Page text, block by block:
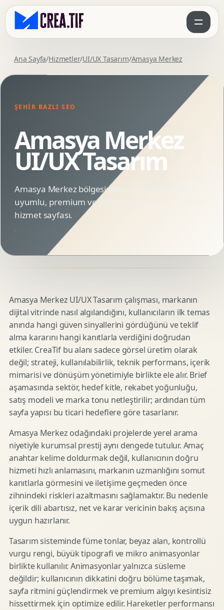
Ana Sayfa/Hizmetler/UI/UX Tasarım/Amasya Merkez
ŞEHIR BAZLI SEO
Amasya Merkez
UI/UX Tasarım
Amasya Merkez bölgesindeki markalar için SEO
uyumlu, premium ve animasyonlu UI/UX Tasarım
hizmet sayfası.
Amasya Merkez UI/UX Tasarım çalışması, markanın
dijital vitrinde nasıl algılandığını, kullanıcıların ilk temas
anında hangi güven sinyallerini gördüğünü ve teklif
alma kararını hangi kanıtlarla verdiğini doğrudan
etkiler. CreaTif bu alanı sadece görsel üretim olarak
değil; strateji, kullanılabilirlik, teknik performans, içerik
mimarisi ve dönüşüm yönetimiyle birlikte ele alır. Brief
aşamasında sektör, hedef kitle, rekabet yoğunluğu,
satış modeli ve marka tonu netleştirilir; ardından tüm
sayfa yapısı bu ticari hedeflere göre tasarlanır.
Amasya Merkez odağındaki projelerde yerel arama
niyetiyle kurumsal prestij aynı dengede tutulur. Amaç
anahtar kelime doldurmak değil, kullanıcının doğru
hizmeti hızlı anlamasını, markanın uzmanlığını somut
kanıtlarla görmesini ve iletişime geçmeden önce
zihnindeki riskleri azaltmasını sağlamaktır. Bu nedenle
içerik dili abartısız, net ve karar vericinin bakış açısına
uygun hazırlanır.
Tasarım sisteminde füme tonlar, beyaz alan, kontrollü
vurgu rengi, büyük tipografi ve mikro animasyonlar
birlikte kullanılır. Animasyonlar yalnızca süsleme
değildir; kullanıcının dikkatini doğru bölüme taşımak,
sayfa ritmini güçlendirmek ve premium algıyı kesintisiz
hissettirmek için optimize edilir. Hareketler performansı